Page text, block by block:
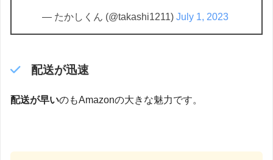
— たかしくん (@takashi1211) July 1, 2023
配送が迅速
配送が早いのもAmazonの大きな魅力です。